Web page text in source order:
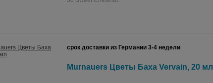
срок доставки из Германии 3-4 недели
Murnauers Цветы Баха Vervain, 20 мл